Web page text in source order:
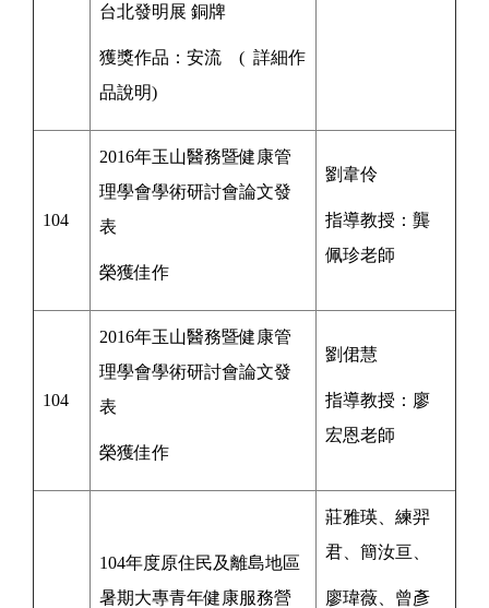
台北發明展 銅牌
獲獎作品：安流 ( 詳細作
品說明)
104
2016年玉山醫務暨健康管
理學會學術研討會論文發
表
榮獲佳作
劉韋伶
指導教授： 龔
佩珍老師
104
2016年玉山醫務暨健康管
理學會學術研討會論文發
表
榮獲佳作
劉侰慧
指導教授： 廖
宏恩老師
104年度原住民及離島地區
暑期大專青年健康服務營
莊雅瑛、練羿
君、簡汝亘、
廖瑋薇、曾彥